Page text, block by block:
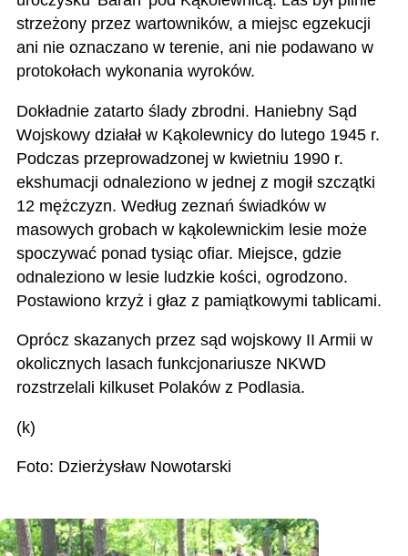
strzeżony przez wartowników, a miejsc egzekucji
ani nie oznaczano w terenie, ani nie podawano w
protokołach wykonania wyroków.
Dokładnie zatarto ślady zbrodni. Haniebny Sąd
Wojskowy działał w Kąkolewnicy do lutego 1945 r.
Podczas przeprowadzonej w kwietniu 1990 r.
ekshumacji odnaleziono w jednej z mogił szczątki
12 mężczyzn. Według zeznań świadków w
masowych grobach w kąkolewnickim lesie może
spoczywać ponad tysiąc ofiar. Miejsce, gdzie
odnaleziono w lesie ludzkie kości, ogrodzono.
Postawiono krzyż i głaz z pamiątkowymi tablicami.
Oprócz skazanych przez sąd wojskowy II Armii w
okolicznych lasach funkcjonariusze NKWD
rozstrzelali kilkuset Polaków z Podlasia.
(k)
Foto: Dzierżysław Nowotarski